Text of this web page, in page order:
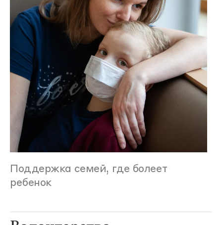
Поддержка семей, где болеет
ребенок